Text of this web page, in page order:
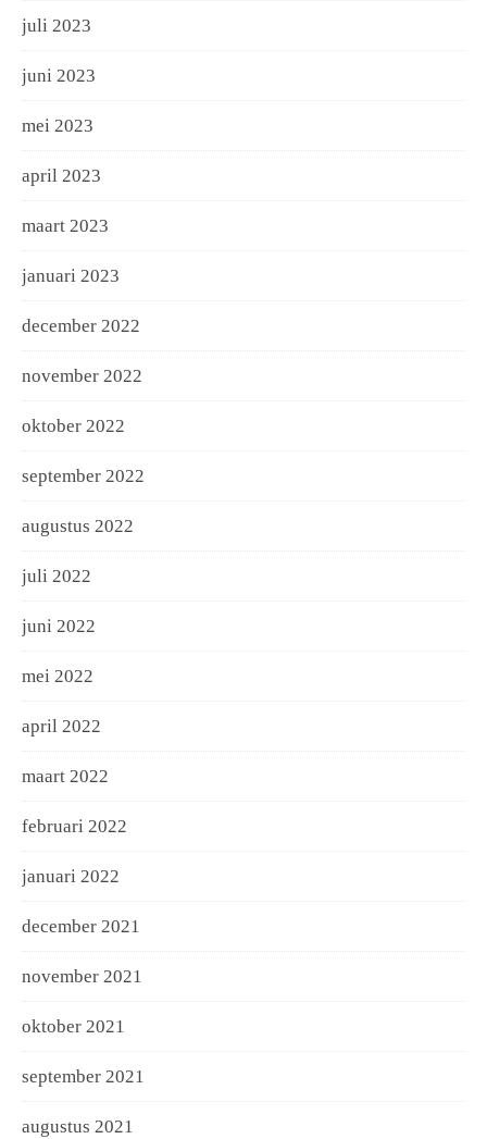
juli 2023
juni 2023
mei 2023
april 2023
maart 2023
januari 2023
december 2022
november 2022
oktober 2022
september 2022
augustus 2022
juli 2022
juni 2022
mei 2022
april 2022
maart 2022
februari 2022
januari 2022
december 2021
november 2021
oktober 2021
september 2021
augustus 2021